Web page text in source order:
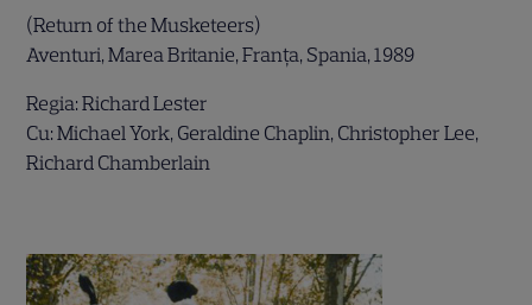
(Return of the Musketeers)
Aventuri, Marea Britanie, Franţa, Spania, 1989
Regia: Richard Lester
Cu: Michael York, Geraldine Chaplin, Christopher Lee,
Richard Chamberlain